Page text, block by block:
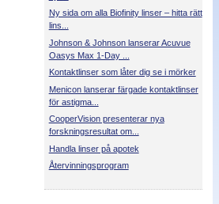
Ny sida om alla Biofinity linser – hitta rätt
lins...
Johnson & Johnson lanserar Acuvue
Oasys Max 1-Day ...
Kontaktlinser som låter dig se i mörker
Menicon lanserar färgade kontaktlinser
för astigma...
CooperVision presenterar nya
forskningsresultat om...
Handla linser på apotek
Återvinningsprogram